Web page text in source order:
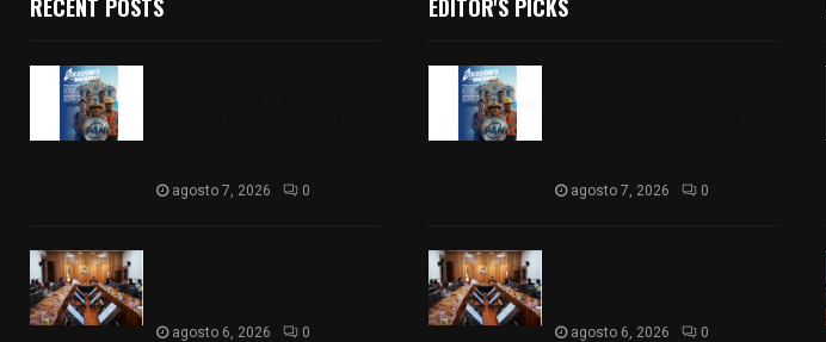
RECENT POSTS
agosto 7, 2026 0
agosto 6, 2026 0
EDITOR'S PICKS
agosto 7, 2026 0
agosto 6, 2026 0